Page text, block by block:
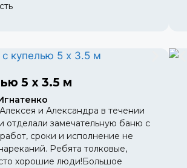
5 х 3.5 м
и Александра в течении
отделали замечательную баню с
сроки и исполнение не
Ребята толковые,
хорошие люди!Большое